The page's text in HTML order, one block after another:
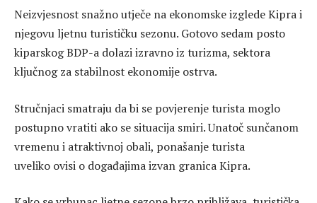
Neizvjesnost snažno utječe na ekonomske izglede Kipra i
njegovu ljetnu turističku sezonu. Gotovo sedam posto
kiparskog BDP-a dolazi izravno iz turizma, sektora
ključnog za stabilnost ekonomije ostrva.
Stručnjaci smatraju da bi se povjerenje turista moglo
postupno vratiti ako se situacija smiri. Unatoč sunčanom
vremenu i atraktivnoj obali, ponašanje turista
uveliko ovisi o događajima izvan granica Kipra.